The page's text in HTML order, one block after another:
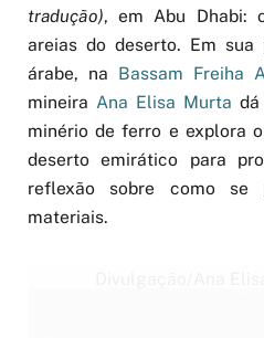
tradução), em Abu Dhabi:
areias do deserto. Em
árabe, na Bassam Freiha
mineira Ana Elisa Murta
minério de ferro e explora
deserto emirático para
reflexão sobre como se
materiais.